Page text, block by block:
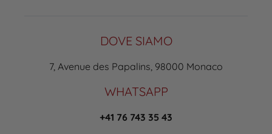
DOVE SIAMO
7, Avenue des Papalins, 98000 Monaco
WHATSAPP
+41 76 743 35 43